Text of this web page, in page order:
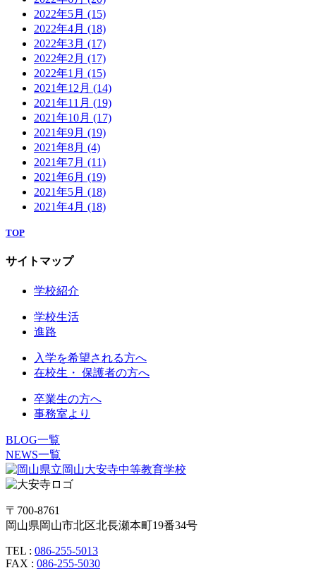
2022年5月 (15)
2022年4月 (18)
2022年3月 (17)
2022年2月 (17)
2022年1月 (15)
2021年12月 (14)
2021年11月 (19)
2021年10月 (17)
2021年9月 (19)
2021年8月 (4)
2021年7月 (11)
2021年6月 (19)
2021年5月 (18)
2021年4月 (18)
TOP
サイトマップ
学校紹介
学校生活
進路
入学を希望される方へ
在校生・ 保護者の方へ
卒業生の方へ
事務室より
BLOG一覧
NEWS一覧
〒700-8761
岡山県岡山市北区北長瀬本町19番34号
TEL : 086-255-5013
FAX : 086-255-5030